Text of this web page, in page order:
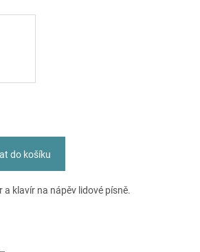
do košíku
a klavír na nápěv lidové písně.